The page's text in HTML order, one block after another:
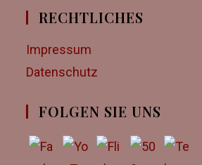
RECHTLICHES
Impressum
Datenschutz
FOLGEN SIE UNS